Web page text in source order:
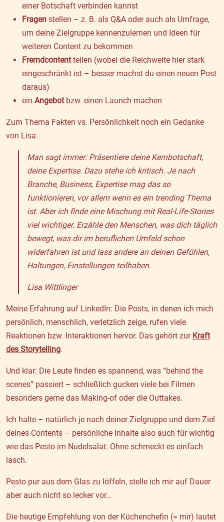
einer Botschaft verbinden kannst
Fragen stellen – z. B. als Q&A oder auch als Umfrage,
um deine Zielgruppe kennenzulernen und Ideen für
weiteren Content zu bekommen
Fremdcontentteilen (wobei die Reichweite hier stark
eingeschränkt ist – besser machst du einen neuen Post
daraus)
ein Angebotbzw. einen Launch machen
Zum Thema Fakten vs. Persönlichkeit noch ein Gedanke
von Lisa:
Man sagt immer: Präsentiere deine Kernbotschaft,
deine Expertise. Dazu stehe ich kritisch. Je nach
Branche, Business, Expertise mag das so
funktionieren, vor allem wenn es ein trending Thema
ist. Aber ich finde eine Mischung mit Real-Life-Stories
viel wichtiger. Erzähle den Menschen, was dich täglich
bewegt, was dir im beruflichen Umfeld schon
widerfahren ist und lass andere an deinen Gefühlen,
Haltungen, Einstellungen teilhaben.
Lisa Wittlinger
Meine Erfahrung auf LinkedIn: Die Posts, in denen ich mich
persönlich, menschlich, verletzlich zeige, rufen viele
Reaktionen bzw. Interaktionen hervor. Das gehört zur Kraft
des Storytelling.
Und klar: Die Leute finden es spannend, was “behind the
scenes” passiert – schließlich gucken viele bei Filmen
besonders gerne das Making-of oder die Outtakes.
Ich halte – natürlich je nach deiner Zielgruppe und dem Ziel
deines Contents – persönliche Inhalte also auch für wichtig
wie das Pesto im Nudelsalat: Ohne schmeckt es einfach
lasch.
Pesto pur aus dem Glas zu löffeln, stelle ich mir auf Dauer
aber auch nicht so lecker vor…
Die heutige Empfehlung von der Küchenchefin (= mir) lautet